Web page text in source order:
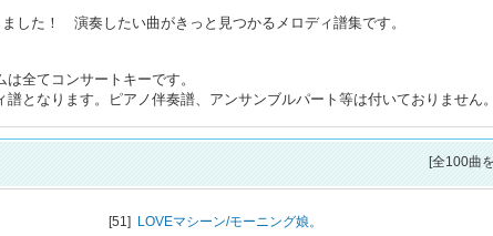
した！ 演奏したい曲がきっと見つかるメロディ譜集です。
全てコンサートキーです。
となります。ピアノ伴奏譜、アンサンブルパート等は付いておりません。
[全100曲
[51] LOVEマシーン/モーニング娘。